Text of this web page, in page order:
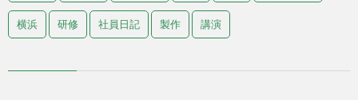
横浜 研修 社員日記 製作 講演